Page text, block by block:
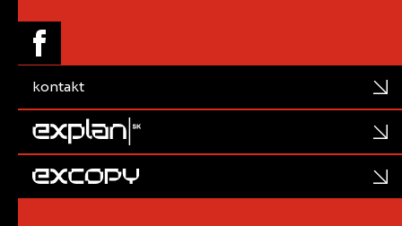
kontakt